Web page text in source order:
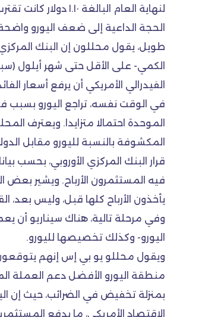
لنهاية العام البالغة ١.١٠ دولار كانت تقترب بسرعة كبيرة خلال الشهر الأول من العام.
الحجة الداعية إلى ضعف اليورو
طويل، يقول محللون إن البنك
الفيدرالي الأمريكي أن يرفع أسعار
في الوقت نفسه، تراجع اليورو بسبب
الموحدة احتمالا متزايدا. ويعترف
قرار البنك المركزي الأوروبي، بحسب
يأخذون الأرباح كلها قبل، وليس بعد،
وفي مرحلة تالية، هناك سيناريو أن
اليورو- وكذلك تخصيصها لليورو.
ويقول محللو يو بي إس إنهم يتوقعون
منطقة اليورو الأفضل دعم العملة
بمنزلة تخفيض في الضرائب، حيث إن
الاقتصاد الأمريكي، ما يدفع